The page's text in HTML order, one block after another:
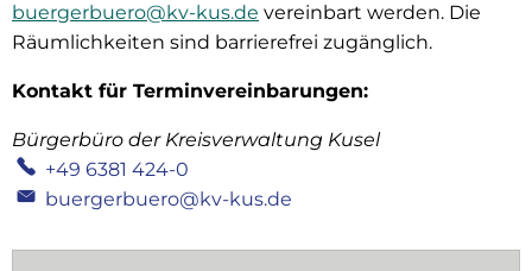
buergerbuero@kv-kus.de vereinbart werden. Die
Räumlichkeiten sind barrierefrei zugänglich.
Kontakt für Terminvereinbarungen:
Bürgerbüro der Kreisverwaltung Kusel
+49 6381 424-0
buergerbuero@kv-kus.de